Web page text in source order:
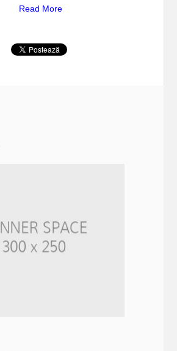
Read More